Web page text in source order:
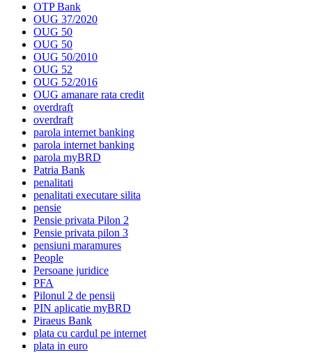
OTP Bank
OUG 37/2020
OUG 50
OUG 50
OUG 50/2010
OUG 52
OUG 52/2016
OUG amanare rata credit
overdraft
overdraft
parola internet banking
parola internet banking
parola myBRD
Patria Bank
penalitati
penalitati executare silita
pensie
Pensie privata Pilon 2
Pensie privata pilon 3
pensiuni maramures
People
Persoane juridice
PFA
Pilonul 2 de pensii
PIN aplicatie myBRD
Piraeus Bank
plata cu cardul pe internet
plata in euro